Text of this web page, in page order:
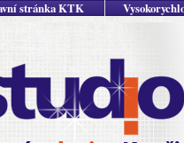
stránka KTK